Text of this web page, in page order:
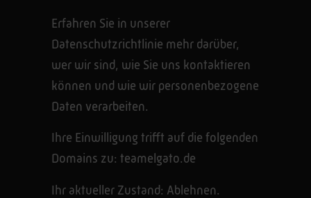
Erfahren Sie in unserer
Datenschutzrichtlinie mehr darüber,
wer wir sind, wie Sie uns kontaktieren
können und wie wir personenbezogene
Daten verarbeiten.
Ihre Einwilligung trifft auf die folgenden
Domains zu: teamelgato.de
Ihr aktueller Zustand: Ablehnen.